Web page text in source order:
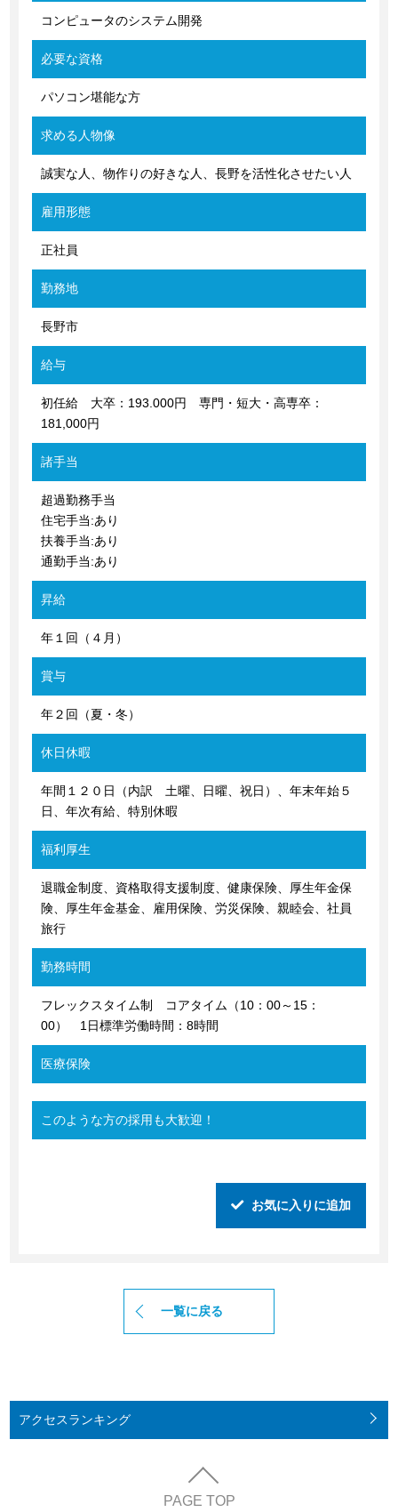
コンピュータのシステム開発
必要な資格
パソコン堪能な方
求める人物像
誠実な人、物作りの好きな人、長野を活性化させたい人
雇用形態
正社員
勤務地
長野市
給与
初任給 大卒：193.000円 専門・短大・高専卒：
181,000円
諸手当
超過勤務手当
住宅手当:あり
扶養手当:あり
通勤手当:あり
昇給
年１回（４月）
賞与
年２回（夏・冬）
休日休暇
年間１２０日（内訳 土曜、日曜、祝日）、年末年始５
日、年次有給、特別休暇
福利厚生
退職金制度、資格取得支援制度、健康保険、厚生年金保
険、厚生年金基金、雇用保険、労災保険、親睦会、社員
旅行
勤務時間
フレックスタイム制 コアタイム（10：00～15：
00） 1日標準労働時間：8時間
医療保険
このような方の採用も大歓迎！
お気に入りに追加
一覧に戻る
アクセスランキング
PAGE TOP